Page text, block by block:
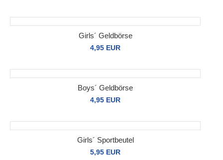
Girls´ Geldbörse
4,95 EUR
Boys´ Geldbörse
4,95 EUR
Girls´ Sportbeutel
5,95 EUR